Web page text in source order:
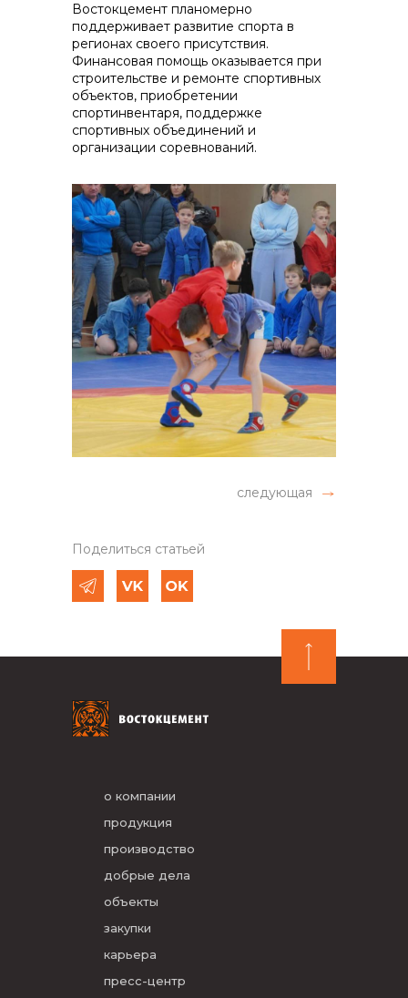
Востокцемент планомерно
поддерживает развитие спорта в
регионах своего присутствия.
Финансовая помощь оказывается при
строительстве и ремонте спортивных
объектов, приобретении
спортинвентаря, поддержке
спортивных объединений и
организации соревнований.
следующая
Поделиться статьей
о компании
продукция
производство
добрые дела
объекты
закупки
карьера
пресс-центр